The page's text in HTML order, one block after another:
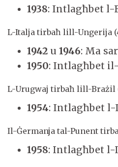
1938: Intlagħbet l-
L-Italja tirbaħ lill-Ungerija
1942 u 1946: Ma
1950: Intlagħbet
L-Urugwaj tirbaħ lill-Brażil
1954: Intlagħbet l-
Il-Ġermanja tal-Punent
1958: Intlagħbet l-